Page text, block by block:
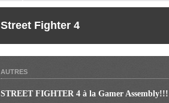
Street Fighter 4
AUTRES
STREET FIGHTER 4 à la Gamer Assembly!!!